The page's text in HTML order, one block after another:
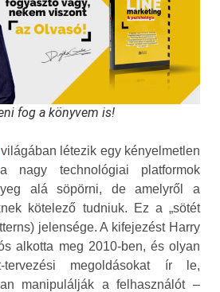
fog a könyvem is!
világában létezik egy kényelmetlen
nagy technológiai platformok
alá söpörni, de amelyről a
kötelező tudniuk. Ez a „sötét
jelensége. A kifejezést Harry
alkotta meg 2010-ben, és olyan
tervezési megoldásokat ír le,
manipulálják a felhasználót –